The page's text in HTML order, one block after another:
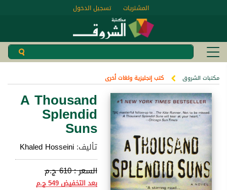
تسجيل الدخول المشتريات
مكتبات الشروق كتب إنجليزية ولغات أخرى
A Thousand
Splendid
Suns
تأليف:Khaled Hosseini
السعر :610 ج.م
بعد التخفيض549 ج.م